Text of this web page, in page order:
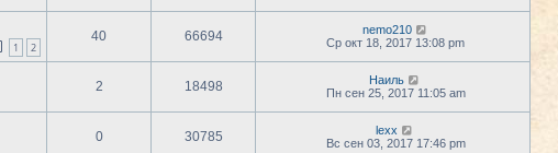
1 2
40 66694
nemo210
Ср окт 18, 2017 13:08 pm
2 18498
Наиль
Пн сен 25, 2017 11:05 am
0 30785
lexx
Вс сен 03, 2017 17:46 pm